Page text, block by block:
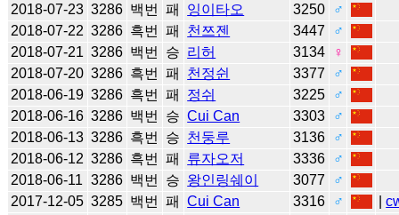
2018-07-23 3286 백번 패 잉이타오 3250
♂
2018-07-22 3286 흑번 패 천쯔젠 3447
♂
2018-07-21 3286 백번 승 리허 3134
♀
2018-07-20 3286 흑번 패 천정쉰 3377
♂
2018-06-19 3286 흑번 패 정쉬 3225
♂
2018-06-16 3286 백번 승 Cui Can 3303
♂
2018-06-13 3286 흑번 승 천둥루 3136
♂
2018-06-12 3286 흑번 패 류자오저 3336
♂
2018-06-11 3286 백번 승 왕인링쉐이 3077
♂
2017-12-05 3285 백번 패 Cui Can 3316 ♂ |